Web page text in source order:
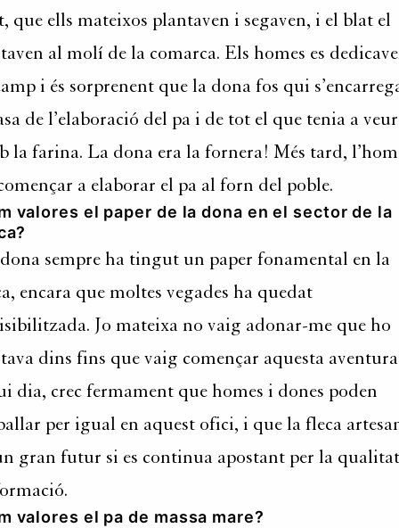
que ells mateixos plantaven i segaven, i el blat el
al molí de la comarca. Els homes es
i és sorprenent que la dona fos qui
de l’elaboració del pa i de tot el que tenia a
la farina. La dona era la fornera! Més tard,
a elaborar el pa al forn del poble.
valores el paper de la dona en el sector de la
sempre ha tingut un paper fonamental en la
encara que moltes vegades ha quedat
Jo mateixa no vaig adonar-me que ho
dins fins que vaig començar aquesta
dia, crec fermament que homes i dones poden
per igual en aquest ofici, i que la fleca
gran futur si es continua apostant per la
valores el pa de massa mare?